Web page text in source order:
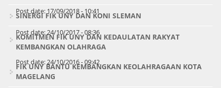
Post date: 17/09/2018 - 10:41
SINERGI FIK UNY DAN KONI SLEMAN
Post date:24/10/2017 - 08:36
KOMITMEN FIK UNY DAN KEDAULATAN RAKYAT
KEMBANGKAN OLAHRAGA
Post date:24/10/2016 - 09:42
FIK UNY BANTU KEMBANGKAN KEOLAHRAGAAN KOTA
MAGELANG